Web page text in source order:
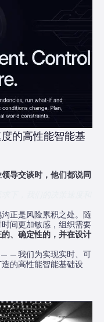
的高性能智能基
导交谈时，他们都说同
沟正是风险累积之处。随
间更加敏感，组织需要
、确定性的，并在设计
——我们为实现实时、可
的高性能智能基础设